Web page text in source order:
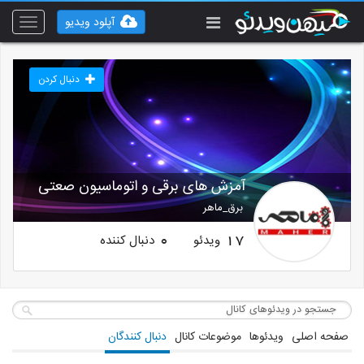
Toggle
آپلود ویدیو
آمزش های برقی و اتوماسیون صعتی
برق_ماهر
دنبال کردن
17 ویدئو 0 دنبال کننده
صفحه اصلی ویدئوها موضوعات کانال دنبال کنندگان